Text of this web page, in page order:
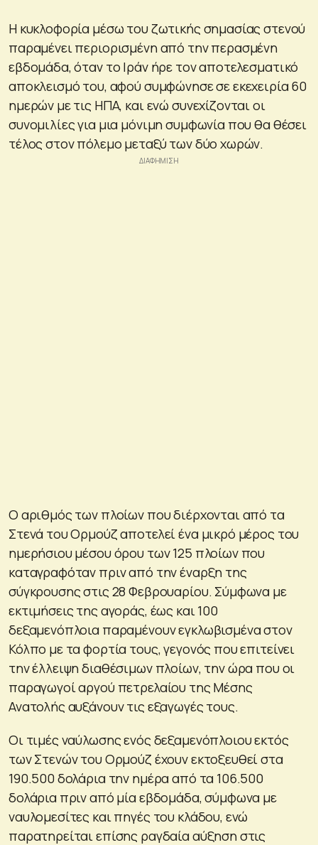
Η κυκλοφορία μέσω του ζωτικής σημασίας στενού
παραμένει περιορισμένη από την περασμένη
εβδομάδα, όταν το Ιράν ήρε τον αποτελεσματικό
αποκλεισμό του, αφού συμφώνησε σε εκεχειρία 60
ημερών με τις ΗΠΑ, και ενώ συνεχίζονται οι
συνομιλίες για μια μόνιμη συμφωνία που θα θέσει
τέλος στον πόλεμο μεταξύ των δύο χωρών.
Ο αριθμός των πλοίων που διέρχονται από τα
Στενά του Ορμούζ αποτελεί ένα μικρό μέρος του
ημερήσιου μέσου όρου των 125 πλοίων που
καταγραφόταν πριν από την έναρξη της
σύγκρουσης στις 28 Φεβρουαρίου. Σύμφωνα με
εκτιμήσεις της αγοράς, έως και 100
δεξαμενόπλοια παραμένουν εγκλωβισμένα στον
Κόλπο με τα φορτία τους, γεγονός που επιτείνει
την έλλειψη διαθέσιμων πλοίων, την ώρα που οι
παραγωγοί αργού πετρελαίου της Μέσης
Ανατολής αυξάνουν τις εξαγωγές τους.
Οι τιμές ναύλωσης ενός δεξαμενόπλοιου εκτός
των Στενών του Ορμούζ έχουν εκτοξευθεί στα
190.500 δολάρια την ημέρα από τα 106.500
δολάρια πριν από μία εβδομάδα, σύμφωνα με
ναυλομεσίτες και πηγές του κλάδου, ενώ
παρατηρείται επίσης ραγδαία αύξηση στις